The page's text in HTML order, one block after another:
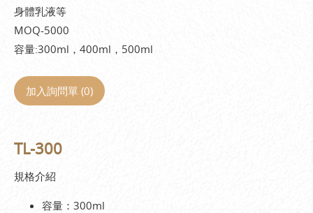
身體乳液等
MOQ-5000
容量:300ml，400ml，500ml
加入詢問單 (0)
TL-300
規格介紹
容量：300ml